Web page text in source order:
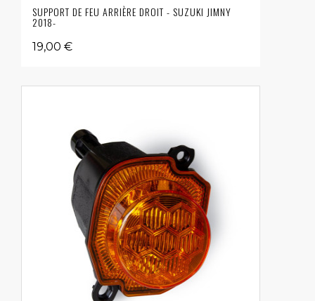
SUPPORT DE FEU ARRIÈRE DROIT - SUZUKI JIMNY
2018-
19,00 €